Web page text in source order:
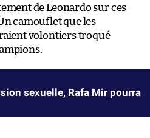
de Leonardo sur ces
camouflet que les
volontiers troqué
sexuelle, Rafa Mir pourra